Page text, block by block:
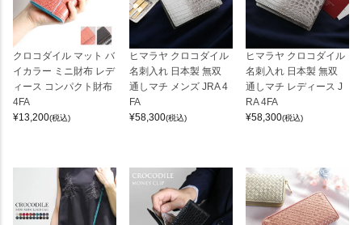
クロコダイル マット バ
イカラー ミニ財布 レデ
ィース コンパクト財布
4FA
¥13,200(税込)
ヒマラヤ クロコダイル
名刺入れ 日本製 無双
通しマチ メンズ JRA 4
FA
¥58,300(税込)
ヒマラヤ クロコダイル
名刺入れ 日本製 無双
通しマチ レディース J
RA 4FA
¥58,300(税込)